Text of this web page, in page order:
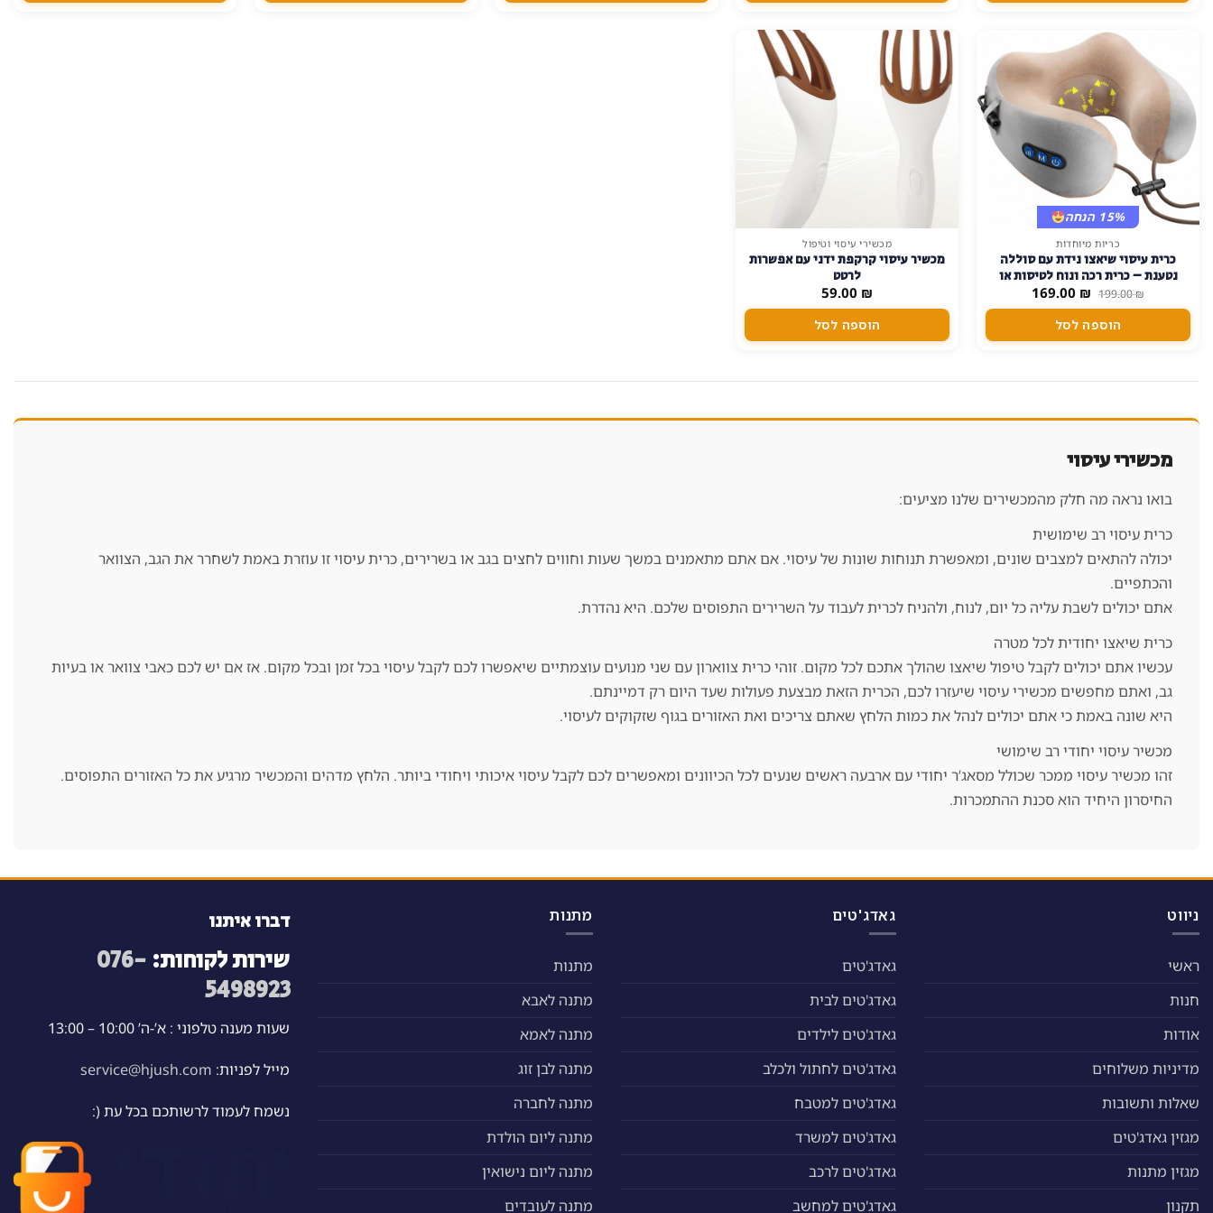
לבחור
את
האפשרויות
בעמוד
המוצר
15% הנחה
כריות מיוחדות
כרית עיסוי שיאצו נידת עם סוללה
נטענת – כרית רכה ונוח לטיסות או
נסיעות199.00₪ המחיר
המקורי
היה:
199.00 ₪.
169.00 ₪ המחיר
הנוכחי
הוספה לסל
מכשירי עיסוי וטיפול
מכשיר עיסוי קרקפת ידני עם אפשרות
לרטט
59.00 ₪
הוספה לסל
מכשירי עיסוי
בואו נראה מה חלק מהמכשירים שלנו מציעים:
כרית עיסוי רב שימושית
יכולה להתאים למצבים שונים, ומאפשרת תנוחות שונות של עיסוי. אם אתם מתאמנים במשך שעות וחווים לחצים בגב או בשרירים, כרית עיסוי זו עוזרת באמת לשחרר את הגב, הצוואר
והכתפיים.
אתם יכולים לשבת עליה כל יום, לנוח, ולהניח לכרית לעבוד על השרירים התפוסים שלכם. היא נהדרת.
כרית שיאצו יחודית לכל מטרה
עכשיו אתם יכולים לקבל טיפול שיאצו שהולך אתכם לכל מקום. זוהי כרית צווארון עם שני מנועים עוצמתיים שיאפשרו לכם לקבל עיסוי בכל זמן ובכל מקום. אז אם יש לכם כאבי צוואר או בעיות
גב, ואתם מחפשים מכשירי עיסוי שיעזרו לכם, הכרית הזאת מבצעת פעולות שעד היום רק דמיינתם.
היא שונה באמת כי אתם יכולים לנהל את כמות הלחץ שאתם צריכים ואת האזורים בגוף שזקוקים לעיסוי.
מכשיר עיסוי יחודי רב שימושי
זהו מכשיר עיסוי ממכר שכולל מסאג’ר יחודי עם ארבעה ראשים שנעים לכל הכיוונים ומאפשרים לכם לקבל עיסוי איכותי ויחודי ביותר. הלחץ מדהים והמכשיר מרגיע את כל האזורים התפוסים.
החיסרון היחיד הוא סכנת ההתמכרות.
ניווט
ראשי
חנות
אודות
מדיניות משלוחים
שאלות ותשובות
מגזין גאדג'טים
מגזין מתנות
תקנון
גאדג'טים
גאדג'טים
גאדג'טים לבית
גאדג'טים לילדים
גאדג'טים לחתול ולכלב
גאדג'טים למטבח
גאדג'טים למשרד
גאדג'טים לרכב
גאדג'טים למחשב
מתנות
מתנות
מתנה לאבא
מתנה לאמא
מתנה לבן זוג
מתנה לחברה
מתנה ליום הולדת
מתנה ליום נישואין
מתנה לעובדים
דברו איתנו
שירות לקוחות: 076-
5498923
שעות מענה טלפוני : א’-ה’ 10:00 – 13:00
מייל לפניות: service@hjush.com
נשמח לעמוד לרשותכם בכל עת (: